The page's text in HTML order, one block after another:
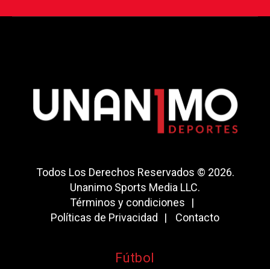
Todos Los Derechos Reservados © 2026.
Unanimo Sports Media LLC.
Términos y condiciones
Políticas de Privacidad
Contacto
Fútbol